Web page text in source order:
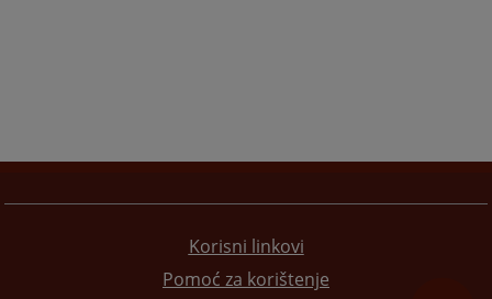
Korisni linkovi
Pomoć za korištenje